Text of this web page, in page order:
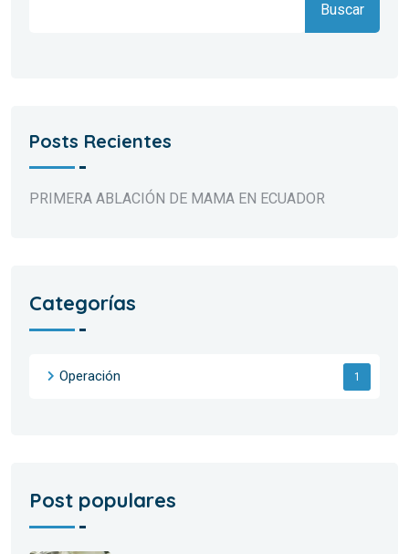
Buscar
Posts Recientes
PRIMERA ABLACIÓN DE MAMA EN ECUADOR
Categorías
Operación 1
Post populares